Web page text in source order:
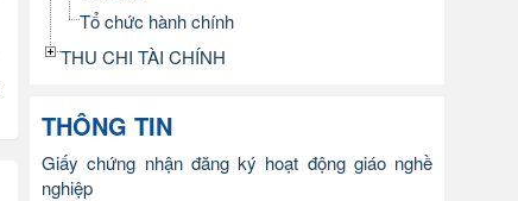
Tổ chức hành chính
THU CHI TÀI CHÍNH
THÔNG TIN
Giấy chứng nhận đăng ký hoạt động giáo nghề
nghiệp